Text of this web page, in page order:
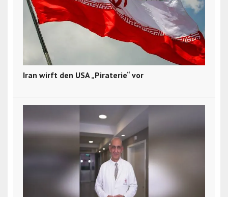
Iran wirft den USA „Piraterie“ vor